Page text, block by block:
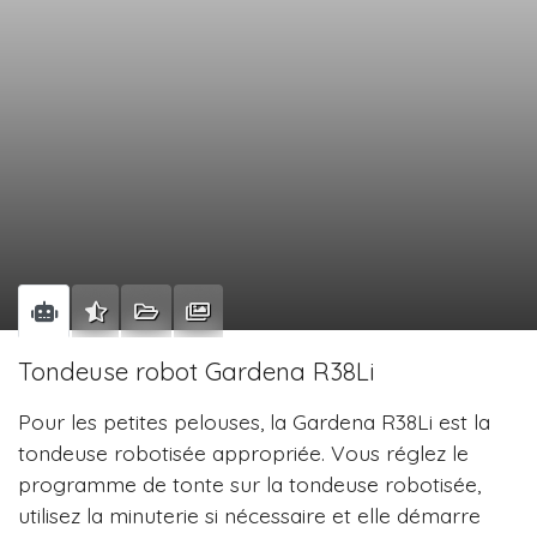
Tondeuse robot Gardena R38Li
Pour les petites pelouses, la Gardena R38Li est la
tondeuse robotisée appropriée. Vous réglez le
programme de tonte sur la tondeuse robotisée,
utilisez la minuterie si nécessaire et elle démarre